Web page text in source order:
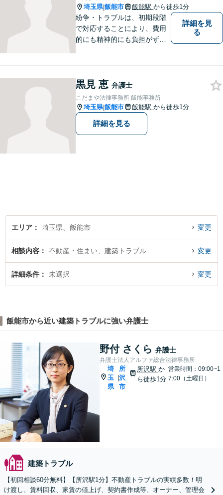
埼玉県|飯能市 飯能駅 から徒歩1分
紛争・トラブルは、初期段階
で対応することにより、費用
的にも精神的にも負担がずっ
ひ一度ご相談ください。
詳細を見
る
黒見 恵 弁護士
こだまや法律事務所 飯能事務所
埼玉県|飯能市 飯能駅 から徒歩1分
詳細を見る
エリア 埼玉県、飯能市 変更
相談内容 不動産・住まい、建築トラブル 変更
詳細条件 未選択 変更
飯能市から近い建築トラブルに強い弁護士
野付 さくら 弁護士
弁護士法人アルファ総合法律事務所
埼
玉
県
所
沢
市
所沢駅 か
ら徒歩1分
営業時間：09:00~1
7:00（土曜日）
建築トラブル
【初回相談60分無料】【所沢駅1分】不動産トラブルの実績多数！明
け渡し、賃料回収、家賃の値上げ、契約書作成等、オーナー、管理会